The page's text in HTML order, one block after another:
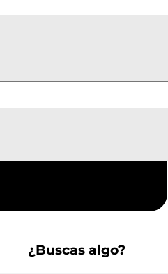
¿Buscas algo?